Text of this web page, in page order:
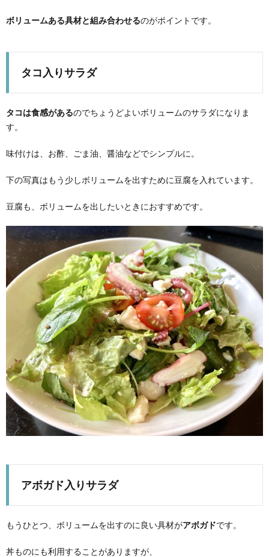
ボリュームある具材と組み合わせるのがポイントです。
タコ入りサラダ
タコは食感があるのでちょうどよいボリュームのサラダになりま
す。
味付けは、お酢、ごま油、醤油などでシンプルに。
下の写真はもう少しボリュームを出すために豆腐を入れています。
豆腐も、ボリュームを出したいときにおすすめです。
アボガド入りサラダ
もうひとつ、ボリュームを出すのに良い具材がアボガドです。
丼ものにも利用することがありますが、